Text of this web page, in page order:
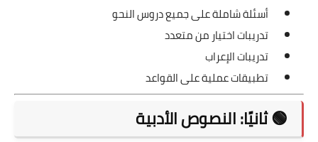
أسئلة شاملة على جميع دروس النحو
تدريبات اختيار من متعدد
تدريبات الإعراب
تطبيقات عملية على القواعد
🟢 ثانيًا: النصوص الأدبية